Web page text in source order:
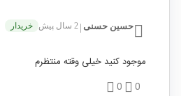
حسین حسنی 2 سال پیش خریدار
موجود کنید خیلی وقته منتظرم
0
0